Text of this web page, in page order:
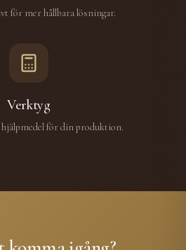
för mer hållbara lösningar.
Verktyg
för din produktion.